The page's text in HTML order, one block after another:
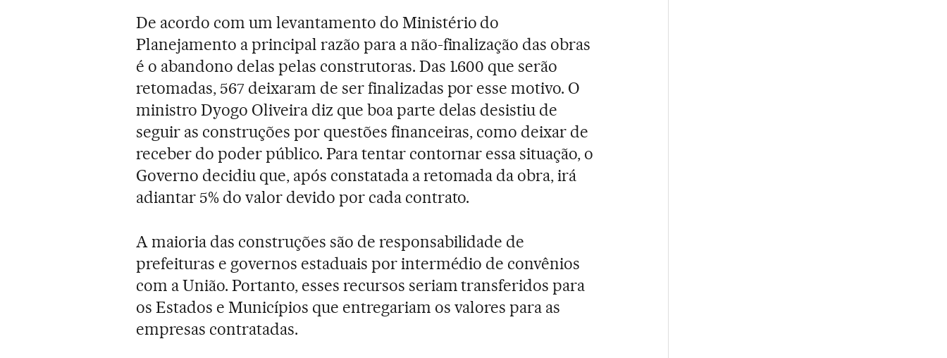
De acordo com um levantamento do Ministério do
Planejamento a principal razão para a não-finalização das obras
é o abandono delas pelas construtoras. Das 1.600 que serão
retomadas, 567 deixaram de ser finalizadas por esse motivo. O
ministro Dyogo Oliveira diz que boa parte delas desistiu de
seguir as construções por questões financeiras, como deixar de
receber do poder público. Para tentar contornar essa situação, o
Governo decidiu que, após constatada a retomada da obra, irá
adiantar 5% do valor devido por cada contrato.
A maioria das construções são de responsabilidade de
prefeituras e governos estaduais por intermédio de convênios
com a União. Portanto, esses recursos seriam transferidos para
os Estados e Municípios que entregariam os valores para as
empresas contratadas.